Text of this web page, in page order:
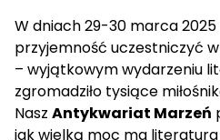
W dniach 29-30 marca
przyjemność uczestniczyć
– wyjątkowym wydarzeniu
zgromadziło tysiące
Nasz Antykwariat Marzeń
jak wielką moc ma